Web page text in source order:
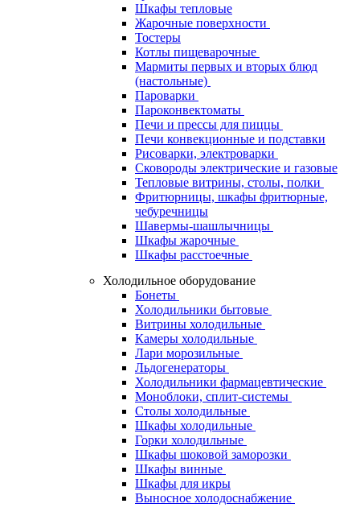
Шкафы тепловые
Жарочные поверхности
Тостеры
Котлы пищеварочные
Мармиты первых и вторых блюд
(настольные)
Пароварки
Пароконвектоматы
Печи и прессы для пиццы
Печи конвекционные и подставки
Рисоварки, электроварки
Сковороды электрические и газовые
Тепловые витрины, столы, полки
Фритюрницы, шкафы фритюрные,
чебуречницы
Шавермы-шашлычницы
Шкафы жарочные
Шкафы расстоечные
Холодильное оборудование
Бонеты
Холодильники бытовые
Витрины холодильные
Камеры холодильные
Лари морозильные
Льдогенераторы
Холодильники фармацевтические
Моноблоки, сплит-системы
Столы холодильные
Шкафы холодильные
Горки холодильные
Шкафы шоковой заморозки
Шкафы винные
Шкафы для икры
Выносное холодоснабжение